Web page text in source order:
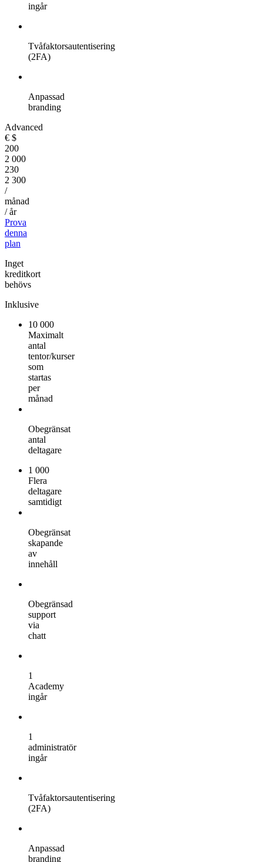
ingår
Tvåfaktorsautentisering
(2FA)
Anpassad
branding
Advanced
€ $
200
2 000
230
2 300
/
månad
/ år
Prova
denna
plan
Inget
kreditkort
behövs
Inklusive
10 000
Maximalt
antal
tentor/kurser
som
startas
per
månad
Obegränsat
antal
deltagare
1 000
Flera
deltagare
samtidigt
Obegränsat
skapande
av
innehåll
Obegränsad
support
via
chatt
1
Academy
ingår
1
administratör
ingår
Tvåfaktorsautentisering
(2FA)
Anpassad
branding